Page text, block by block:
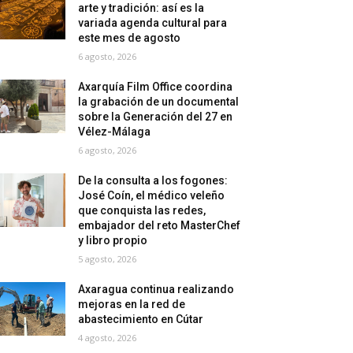
arte y tradición: así es la
variada agenda cultural para
este mes de agosto
6 agosto, 2026
Axarquía Film Office coordina
la grabación de un documental
sobre la Generación del 27 en
Vélez-Málaga
6 agosto, 2026
De la consulta a los fogones:
José Coín, el médico veleño
que conquista las redes,
embajador del reto MasterChef
y libro propio
5 agosto, 2026
Axaragua continua realizando
mejoras en la red de
abastecimiento en Cútar
4 agosto, 2026